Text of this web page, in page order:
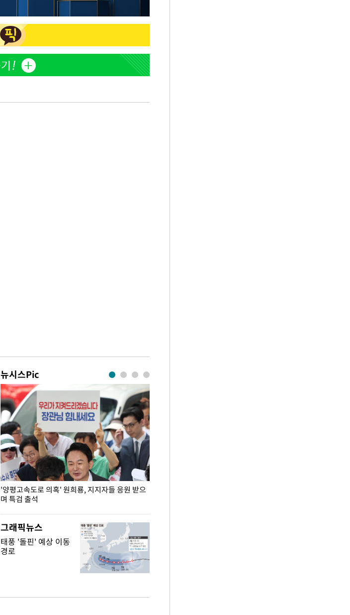
뉴시스Pic
'양평고속도로 의혹' 원희룡, 지지자들 응원 받으
며 특검 출석
그래픽뉴스
태풍 '돌핀' 예상 이동
경로